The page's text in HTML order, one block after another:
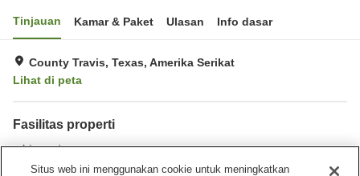
Tinjauan Kamar & Paket Ulasan Info dasar
County Travis, Texas, Amerika Serikat
Lihat di peta
Fasilitas properti
Laundry
Situs web ini menggunakan cookie untuk meningkatkan